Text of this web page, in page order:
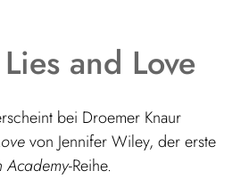
and Love
bei Droemer Knaur
von Jennifer Wiley, der erste
Academy-Reihe.